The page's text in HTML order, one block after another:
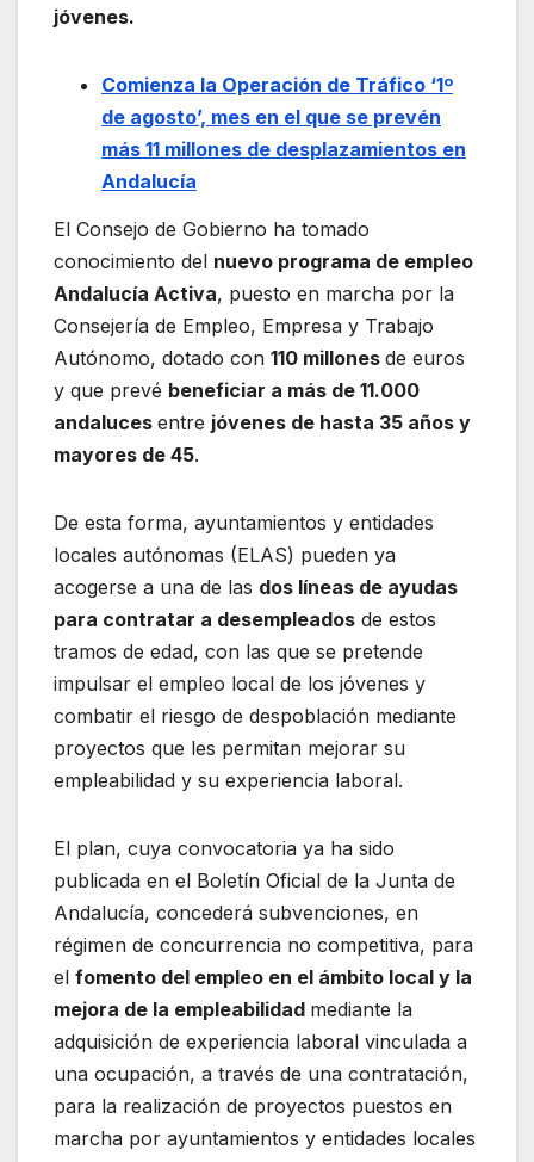
jóvenes.
Comienza la Operación de Tráfico ‘1º
de agosto’, mes en el que se prevén
más 11 millones de desplazamientos en
Andalucía
El Consejo de Gobierno ha tomado
conocimiento del nuevo programa de empleo
Andalucía Activa, puesto en marcha por la
Consejería de Empleo, Empresa y Trabajo
Autónomo, dotado con 110 millones de euros
y que prevé beneficiar a más de 11.000
andaluces entre jóvenes de hasta 35 años y
mayores de 45.
De esta forma, ayuntamientos y entidades
locales autónomas (ELAS) pueden ya
acogerse a una de las dos líneas de ayudas
para contratar a desempleados de estos
tramos de edad, con las que se pretende
impulsar el empleo local de los jóvenes y
combatir el riesgo de despoblación mediante
proyectos que les permitan mejorar su
empleabilidad y su experiencia laboral.
El plan, cuya convocatoria ya ha sido
publicada en el Boletín Oficial de la Junta de
Andalucía, concederá subvenciones, en
régimen de concurrencia no competitiva, para
el fomento del empleo en el ámbito local y la
mejora de la empleabilidad mediante la
adquisición de experiencia laboral vinculada a
una ocupación, a través de una contratación,
para la realización de proyectos puestos en
marcha por ayuntamientos y entidades locales